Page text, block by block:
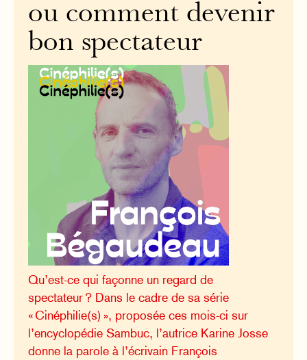
ou comment devenir
bon spectateur
Qu’est-ce qui façonne un regard de
spectateur ? Dans le cadre de sa série
« Cinéphilie(s) », proposée ces mois-ci sur
l’encyclopédie Sambuc, l’autrice Karine Josse
donne la parole à l’écrivain François